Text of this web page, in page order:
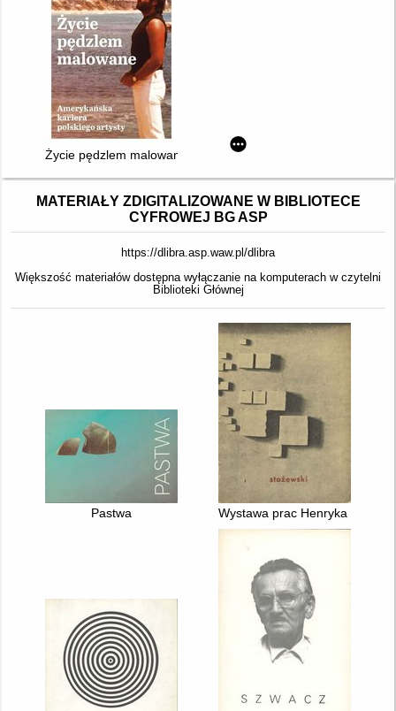
Życie pędzlem malowane : amerykańska kariera polskiego
MATERIAŁY ZDIGITALIZOWANE W BIBLIOTECE
CYFROWEJ BG ASP
https://dlibra.asp.waw.pl/dlibra
Większość materiałów dostępna wyłączanie na komputerach w czytelni
Biblioteki Głównej
Pastwa Wystawa prac Henryka